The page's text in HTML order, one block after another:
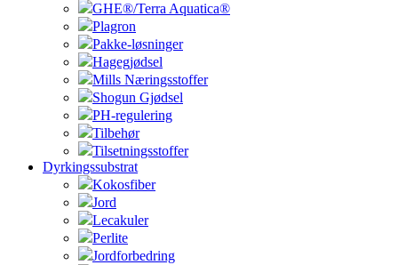
GHE®/Terra Aquatica®
Plagron
Pakke-løsninger
Hagegjødsel
Mills Næringsstoffer
Shogun Gjødsel
PH-regulering
Tilbehør
Tilsetningsstoffer
Dyrkingssubstrat
Kokosfiber
Jord
Lecakuler
Perlite
Jordforbedring